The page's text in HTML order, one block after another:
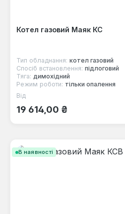
Котел газовий Маяк КС
Тип обладнання: котел газовий
Спосіб встановлення: підлоговий
Тяга: димохідний
Режим роботи: тільки опалення
Звичайна ціна:
Від
19 614,00 ₴
В наявності